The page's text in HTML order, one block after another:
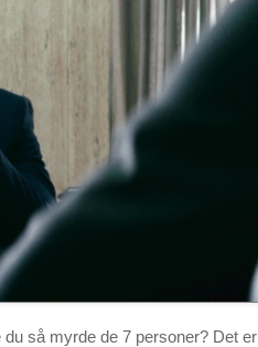
så myrde de 7 personer? Det